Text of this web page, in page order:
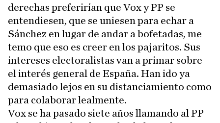
derechas preferirían que Vox y PP se
entendiesen, que se uniesen para echar a
Sánchez en lugar de andar a bofetadas, me
temo que eso es creer en los pajaritos. Sus
intereses electoralistas van a primar sobre
el interés general de España. Han ido ya
demasiado lejos en su distanciamiento como
para colaborar lealmente.
Vox se ha pasado siete años llamando al PP